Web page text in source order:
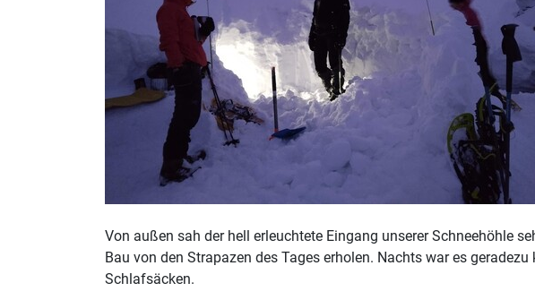
Von außen sah der hell erleuchtete Eingang unserer Schneehöhle
Bau von den Strapazen des Tages erholen. Nachts war es
Schlafsäcken.